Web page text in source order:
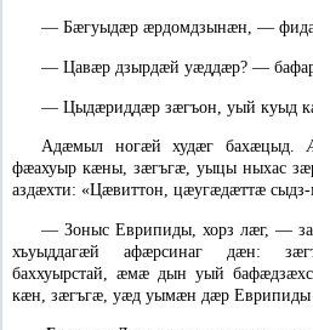
—Бæгуыдæр æрдомдзынæн, —
—Цавæр дзырдæй уæддæр? —
—Цыдæриддæр зæгъон, уый куыд
Адæмыл ногæй худæг бахæцыд.
фæахуыр кæны, зæгъгæ, уыцы ныхас
аздæхти: «Цæвиттон, цæугæдæттæ
—Зоныс Еврипиды, хорз лæг, —
хъуыддагæй афæрсинаг дæн:
баххуырстай, æмæ дын уый
кæн, зæгъгæ, уæд уымæн дæр Еврипиды